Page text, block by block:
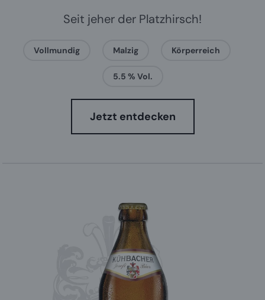
Seit jeher der Platzhirsch!
Vollmundig Malzig Körperreich
5.5 % Vol.
Jetzt entdecken